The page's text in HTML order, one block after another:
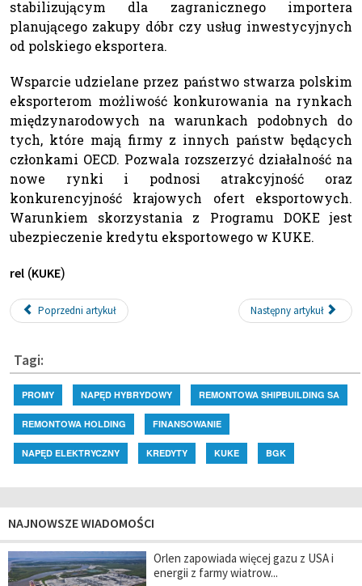
stabilizującym dla zagranicznego importera
planującego zakupy dóbr czy usług inwestycyjnych
od polskiego eksportera.
Wsparcie udzielane przez państwo stwarza polskim
eksporterom możliwość konkurowania na rynkach
międzynarodowych na warunkach podobnych do
tych, które mają firmy z innych państw będących
członkami OECD. Pozwala rozszerzyć działalność na
nowe rynki i podnosi atrakcyjność oraz
konkurencyjność krajowych ofert eksportowych.
Warunkiem skorzystania z Programu DOKE jest
ubezpieczenie kredytu eksportowego w KUKE.
rel (KUKE)
Poprzedni artykuł Następny artykuł
Tagi:
PROMY NAPĘD HYBRYDOWY REMONTOWA SHIPBUILDING SA
REMONTOWA HOLDING FINANSOWANIE
NAPĘD ELEKTRYCZNY KREDYTY KUKE BGK
NAJNOWSZE WIADOMOŚCI
Orlen zapowiada więcej gazu z USA i
energii z farmy wiatrow...